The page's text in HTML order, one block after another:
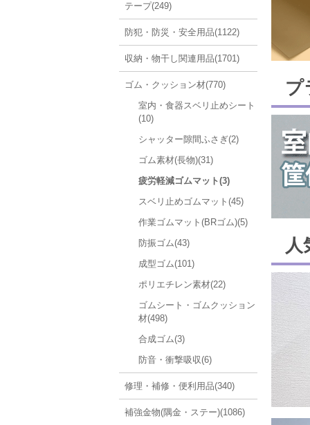
テープ(249)
防犯・防災・安全用品(1122)
収納・物干し関連用品(1701)
ゴム・クッション材(770)
室内・食器スベリ止めシート
(10)
シャッター隙間ふさぎ(2)
ゴム素材(長物)(31)
疲労軽減ゴムマット(3)
スベリ止めゴムマット(45)
作業ゴムマット(BRゴム)(5)
防振ゴム(43)
成型ゴム(101)
ポリエチレン素材(22)
ゴムシート・ゴムクッション
材(498)
合成ゴム(3)
防音・衝撃吸収(6)
修理・補修・便利用品(340)
補強金物(隅金・ステー)(1086)
プ
人